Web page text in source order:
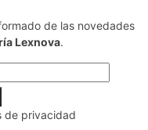
de las novedades
Lexnova.
de privacidad